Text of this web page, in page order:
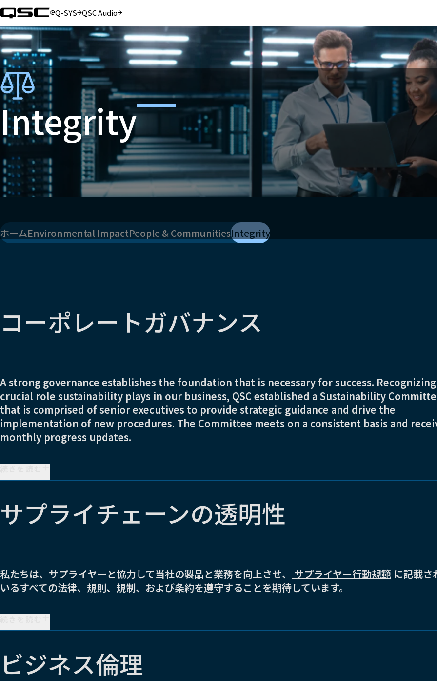
Q-SYS
（新しいウィンドウで開きます）
QSC Audio
（新しいウィンドウで開きます）
Integrity
ホームEnvironmental ImpactPeople & CommunitiesIntegrity
コーポレートガバナンス
A strong governance establishes the foundation that is necessary for success.
crucial role sustainability plays in our business, QSC established a Sustainability
that is comprised of senior executives to provide strategic guidance and drive the
implementation of new procedures. The Committee meets on a consistent basis and
monthly progress updates.
サプライチェーンの透明性
私たちは、サプライヤーと協力して当社の製品と業務を向上させ、 サプライヤー行動規範 に記載さ
いるすべての法律、規則、規制、および条約を遵守することを期待しています。
ビジネス倫理